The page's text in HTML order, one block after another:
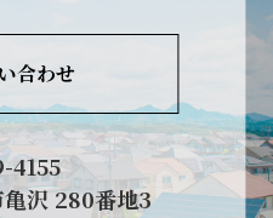
合わせ
4155
沢 280番地3